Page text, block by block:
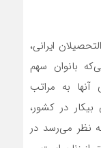
ایرانی،
بانوان سهم
آنها به مراتب
در کشور،
نظر می‌رسد در